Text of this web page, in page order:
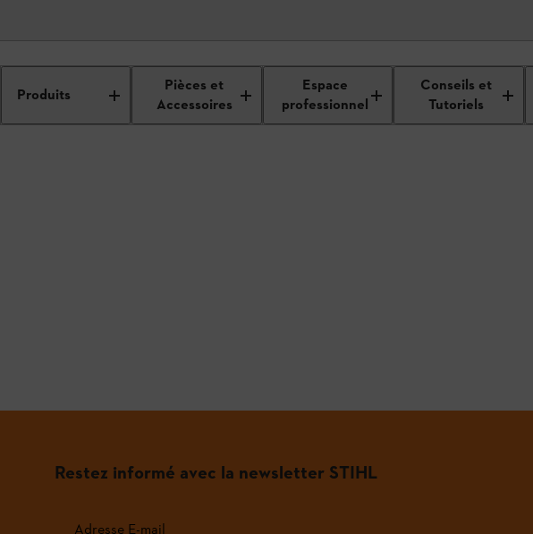
Produits
Pièces et
Accessoires
Espace
professionnel
Conseils et
Tutoriels
Restez informé avec la newsletter STIHL
Adresse E-mail